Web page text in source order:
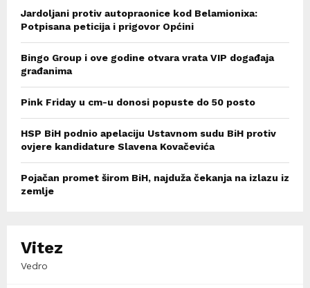
Jardoljani protiv autopraonice kod Belamionixa:
Potpisana peticija i prigovor Općini
Bingo Group i ove godine otvara vrata VIP događaja
građanima
Pink Friday u cm-u donosi popuste do 50 posto
HSP BiH podnio apelaciju Ustavnom sudu BiH protiv
ovjere kandidature Slavena Kovačevića
Pojačan promet širom BiH, najduža čekanja na izlazu iz
zemlje
Vitez
Vedro